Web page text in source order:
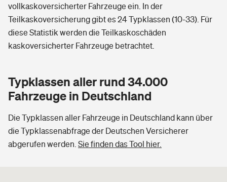
vollkaskoversicherter Fahrzeuge ein. In der
Teilkaskoversicherung gibt es 24 Typklassen (10-33). Für
diese Statistik werden die Teilkaskoschäden
kaskoversicherter Fahrzeuge betrachtet.
Typklassen aller rund 34.000
Fahrzeuge in Deutschland
Die Typklassen aller Fahrzeuge in Deutschland kann über
die Typklassenabfrage der Deutschen Versicherer
abgerufen werden. Sie finden das Tool hier.